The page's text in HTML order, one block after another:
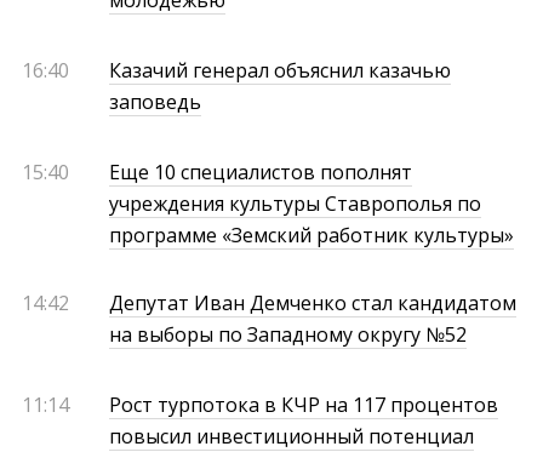
16:40
Казачий генерал объяснил казачью
заповедь
15:40
Еще 10 специалистов пополнят
учреждения культуры Ставрополья по
программе «Земский работник культуры»
14:42
Депутат Иван Демченко стал кандидатом
на выборы по Западному округу №52
11:14
Рост турпотока в КЧР на 117 процентов
повысил инвестиционный потенциал